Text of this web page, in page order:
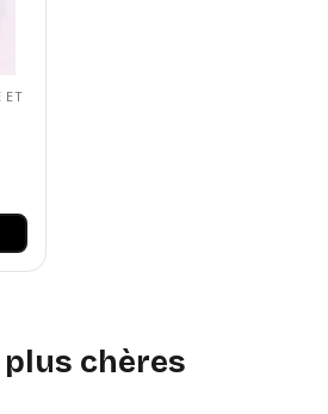
ET
chères